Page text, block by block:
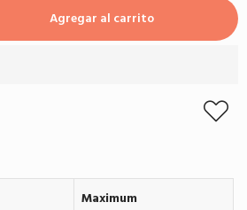
Agregar al carrito
Maximum